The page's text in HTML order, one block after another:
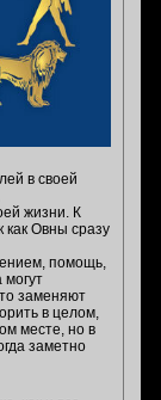
в своей
жизни. К
как Овны сразу
помощь,
заменяют
в целом,
месте, но в
заметно